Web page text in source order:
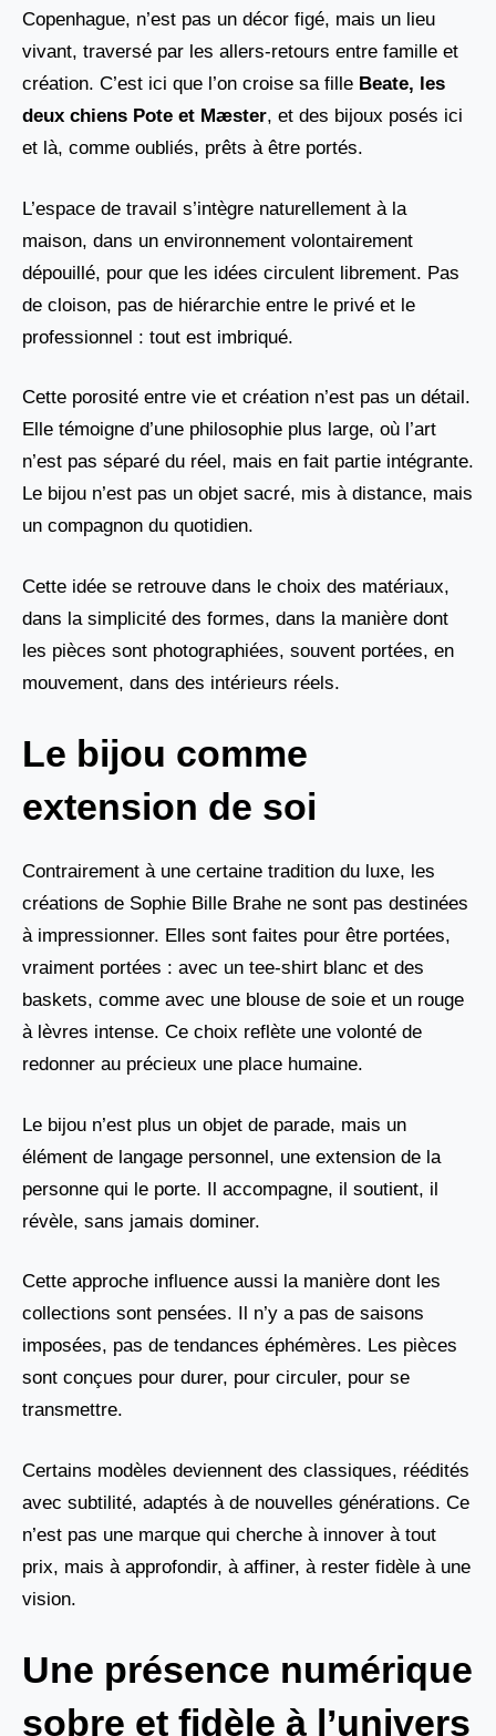
Copenhague, n’est pas un décor figé, mais un lieu
vivant, traversé par les allers-retours entre famille et
création. C’est ici que l’on croise sa fille Beate, les
deux chiens Pote et Mæster, et des bijoux posés ici
et là, comme oubliés, prêts à être portés.
L’espace de travail s’intègre naturellement à la
maison, dans un environnement volontairement
dépouillé, pour que les idées circulent librement. Pas
de cloison, pas de hiérarchie entre le privé et le
professionnel : tout est imbriqué.
Cette porosité entre vie et création n’est pas un détail.
Elle témoigne d’une philosophie plus large, où l’art
n’est pas séparé du réel, mais en fait partie intégrante.
Le bijou n’est pas un objet sacré, mis à distance, mais
un compagnon du quotidien.
Cette idée se retrouve dans le choix des matériaux,
dans la simplicité des formes, dans la manière dont
les pièces sont photographiées, souvent portées, en
mouvement, dans des intérieurs réels.
Le bijou comme
extension de soi
Contrairement à une certaine tradition du luxe, les
créations de Sophie Bille Brahe ne sont pas destinées
à impressionner. Elles sont faites pour être portées,
vraiment portées : avec un tee-shirt blanc et des
baskets, comme avec une blouse de soie et un rouge
à lèvres intense. Ce choix reflète une volonté de
redonner au précieux une place humaine.
Le bijou n’est plus un objet de parade, mais un
élément de langage personnel, une extension de la
personne qui le porte. Il accompagne, il soutient, il
révèle, sans jamais dominer.
Cette approche influence aussi la manière dont les
collections sont pensées. Il n’y a pas de saisons
imposées, pas de tendances éphémères. Les pièces
sont conçues pour durer, pour circuler, pour se
transmettre.
Certains modèles deviennent des classiques, réédités
avec subtilité, adaptés à de nouvelles générations. Ce
n’est pas une marque qui cherche à innover à tout
prix, mais à approfondir, à affiner, à rester fidèle à une
vision.
Une présence numérique
sobre et fidèle à l’univers